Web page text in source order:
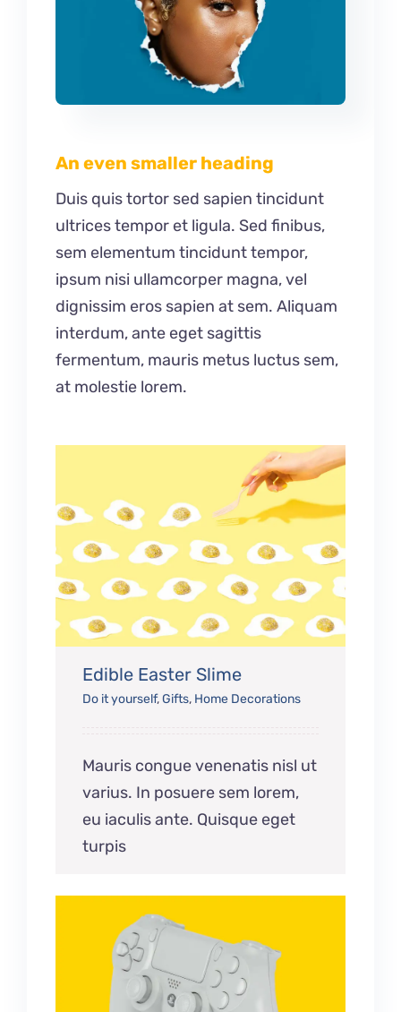
An even smaller heading
Duis quis tortor sed sapien tincidunt
ultrices tempor et ligula. Sed finibus,
sem elementum tincidunt tempor,
ipsum nisi ullamcorper magna, vel
dignissim eros sapien at sem. Aliquam
interdum, ante eget sagittis
fermentum, mauris metus luctus sem,
at molestie lorem.
Edible Easter Slime
Do it yourself,Gifts, Home Decorations
Mauris congue venenatis nisl ut
varius. In posuere sem lorem,
eu iaculis ante. Quisque eget
turpis